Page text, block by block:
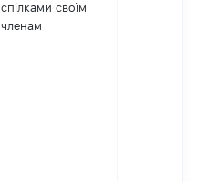
спілками своїм
членам